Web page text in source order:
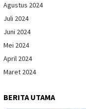
Agustus 2024
Juli 2024
Juni 2024
Mei 2024
April 2024
Maret 2024
BERITA UTAMA